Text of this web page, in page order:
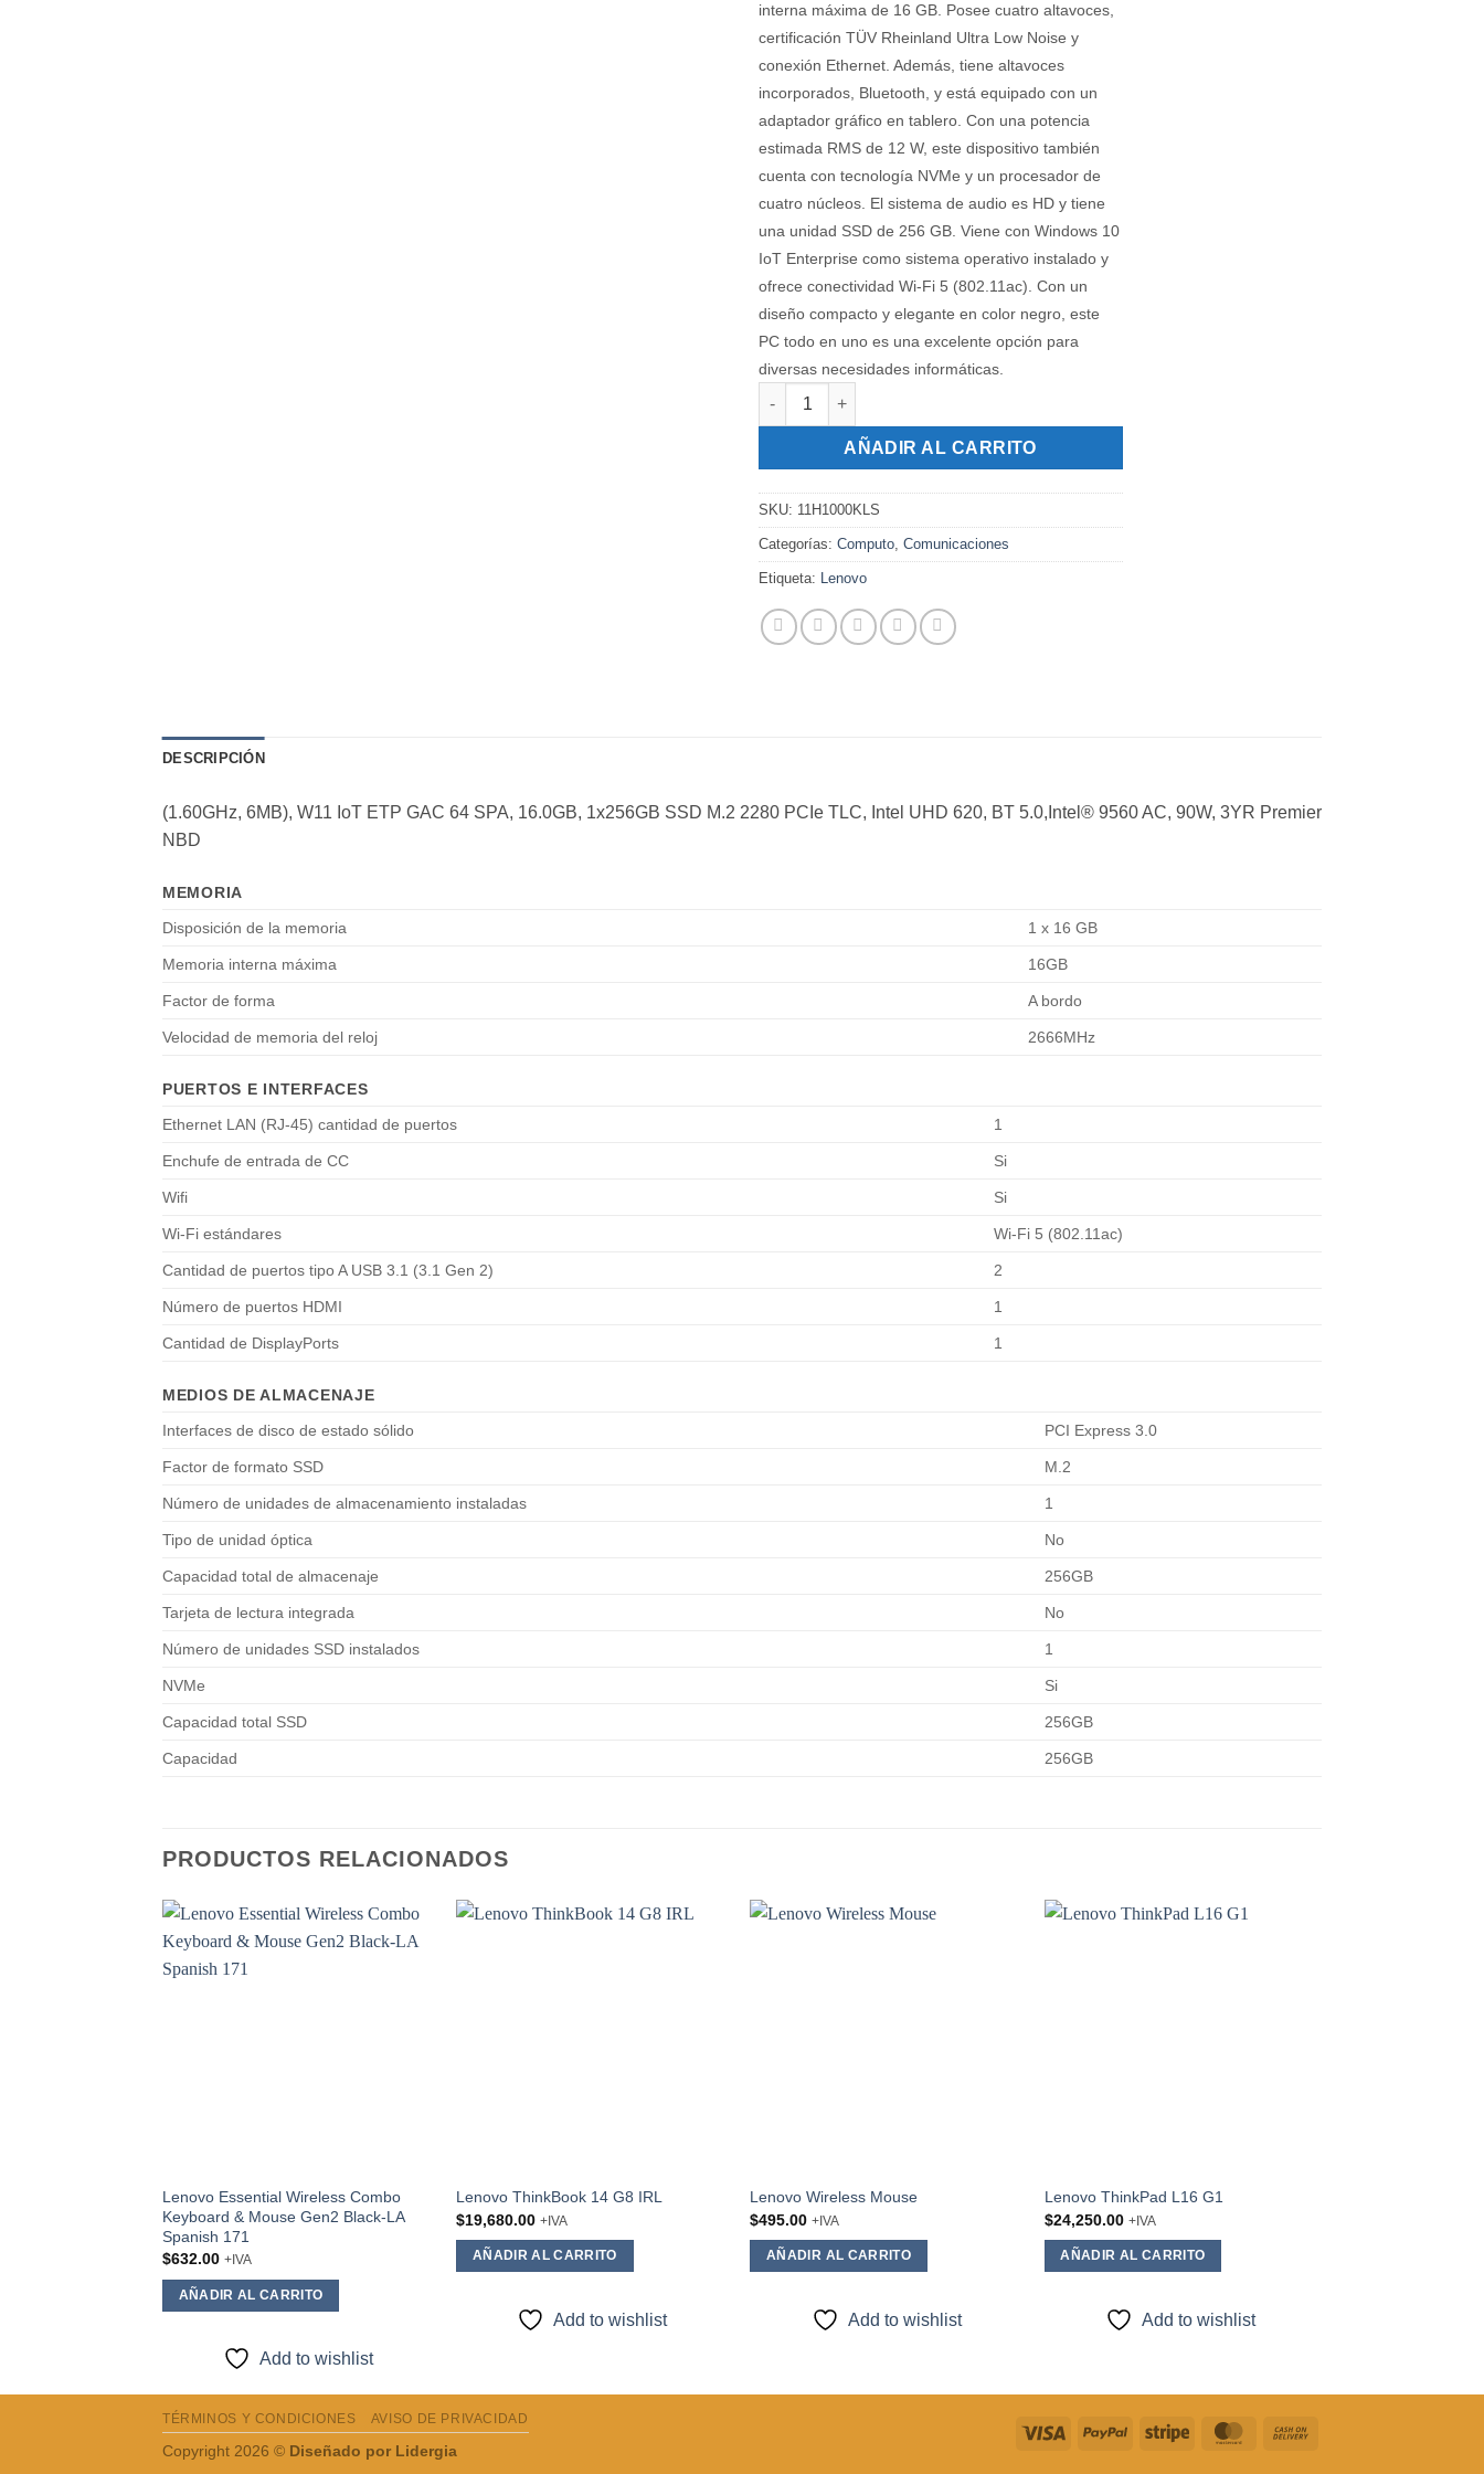
interna máxima de 16 GB. Posee cuatro altavoces,
certificación TÜV Rheinland Ultra Low Noise y
conexión Ethernet. Además, tiene altavoces
incorporados, Bluetooth, y está equipado con un
adaptador gráfico en tablero. Con una potencia
estimada RMS de 12 W, este dispositivo también
cuenta con tecnología NVMe y un procesador de
cuatro núcleos. El sistema de audio es HD y tiene
una unidad SSD de 256 GB. Viene con Windows 10
IoT Enterprise como sistema operativo instalado y
ofrece conectividad Wi-Fi 5 (802.11ac). Con un
diseño compacto y elegante en color negro, este
PC todo en uno es una excelente opción para
diversas necesidades informáticas.
Lenovo Hub 60, Intel® Core™ i5-8365UE vPro® cantidad
AÑADIR AL CARRITO
SKU: 11H1000KLS
Categorías: Computo Comunicaciones
Etiqueta: Lenovo
DESCRIPCIÓN
(1.60GHz, 6MB), W11 IoT ETP GAC 64 SPA, 16.0GB, 1x256GB SSD M.2 2280 PCIe TLC, Intel UHD 620, BT 5.0,Intel® 9560 AC, 90W, 3YR Premier
NBD
MEMORIA
Disposición de la memoria
1 x 16 GB
Memoria interna máxima 16GB
Factor de forma A bordo
Velocidad de memoria del reloj 2666MHz
PUERTOS E INTERFACES
Ethernet LAN (RJ-45) cantidad de puertos
1
Enchufe de entrada de CC Si
Wifi Si
Wi-Fi estándares Wi-Fi 5 (802.11ac)
Cantidad de puertos tipo A USB 3.1 (3.1 Gen 2) 2
Número de puertos HDMI 1
Cantidad de DisplayPorts 1
MEDIOS DE ALMACENAJE
Interfaces de disco de estado sólido
PCI Express 3.0
Factor de formato SSD M.2
Número de unidades de almacenamiento instaladas 1
Tipo de unidad óptica No
Capacidad total de almacenaje 256GB
Tarjeta de lectura integrada No
Número de unidades SSD instalados 1
NVMe Si
Capacidad total SSD 256GB
Capacidad 256GB
PRODUCTOS RELACIONADOS
Lenovo Essential Wireless Combo
Keyboard & Mouse Gen2 Black-LA
Spanish 171
$632.00 +IVA
AÑADIR AL CARRITO
Add to wishlist
Lenovo ThinkBook 14 G8 IRL
$19,680.00 +IVA
AÑADIR AL CARRITO
Add to wishlist
Lenovo Wireless Mouse
$495.00 +IVA
AÑADIR AL CARRITO
Add to wishlist
Lenovo ThinkPad L16 G1
$24,250.00 +IVA
AÑADIR AL CARRITO
Add to wishlist
Visa PayPal Stripe MasterCard
TÉRMINOS Y CONDICIONES AVISO DE PRIVACIDAD
Copyright 2026 © Diseñado por Lidergia